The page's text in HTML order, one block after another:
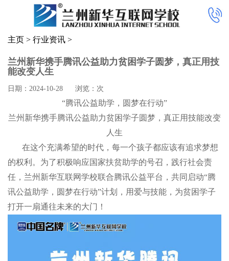
主页 > 行业资讯 >
兰州新华携手腾讯公益助力贫困学子圆梦，真正用技
能改变人生
日期：2024-10-28 浏览： 次
“腾讯公益助学，圆梦在行动”
兰州新华携手腾讯公益助力贫困学子圆梦，真正用技能改变
人生
在这个充满希望的时代，每一个孩子都应该有追求梦想
的权利。为了积极响应国家扶贫助学的号召，践行社会责
任，兰州新华互联网学校联合腾讯公益平台，共同启动“腾
讯公益助学，圆梦在行动”计划，用爱与技能，为贫困学子
打开一扇通往未来的大门！